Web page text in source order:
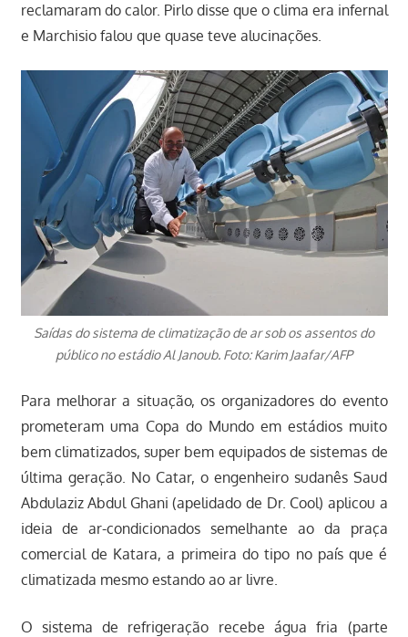
reclamaram do calor. Pirlo disse que o clima era infernal
e Marchisio falou que quase teve alucinações.
Saídas do sistema de climatização de ar sob os assentos do
público no estádio Al Janoub. Foto: Karim Jaafar/AFP
Para melhorar a situação, os organizadores do evento
prometeram uma Copa do Mundo em estádios muito
bem climatizados, super bem equipados de sistemas de
última geração. No Catar, o engenheiro sudanês Saud
Abdulaziz Abdul Ghani (apelidado de Dr. Cool) aplicou a
ideia de ar-condicionados semelhante ao da praça
comercial de Katara, a primeira do tipo no país que é
climatizada mesmo estando ao ar livre.
O sistema de refrigeração recebe água fria (parte